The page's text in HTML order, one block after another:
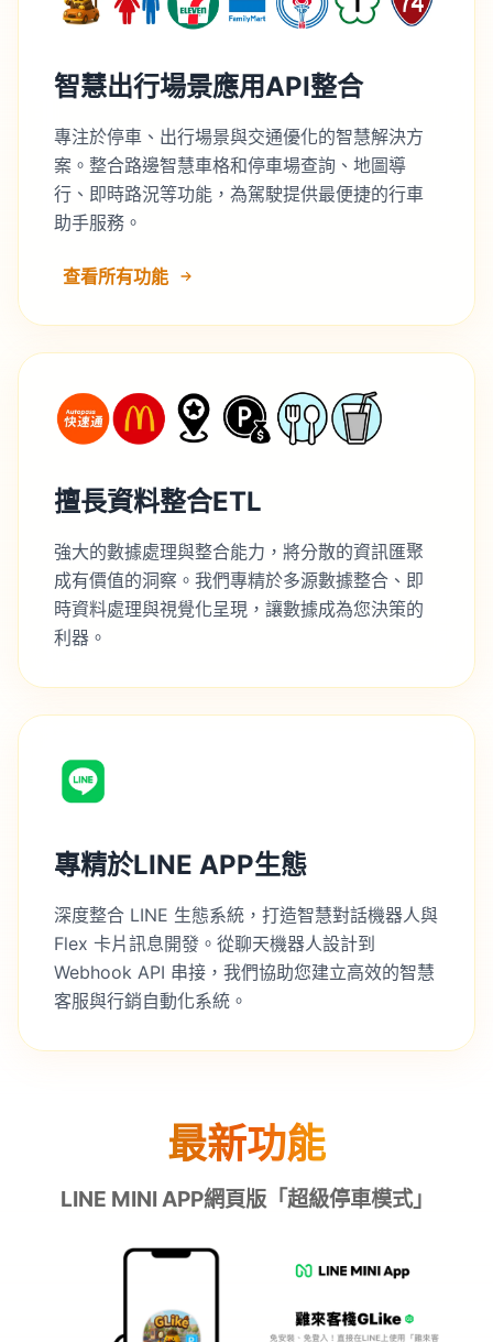
智慧出行場景應用API整合
專注於停車、出行場景與交通優化的智慧解決方
案。整合路邊智慧車格和停車場查詢、地圖導
行、即時路況等功能，為駕駛提供最便捷的行車
助手服務。
查看所有功能
擅長資料整合ETL
強大的數據處理與整合能力，將分散的資訊匯聚
成有價值的洞察。我們專精於多源數據整合、即
時資料處理與視覺化呈現，讓數據成為您決策的
利器。
專精於LINE APP生態
深度整合 LINE 生態系統，打造智慧對話機器人與
Flex 卡片訊息開發。從聊天機器人設計到
Webhook API 串接，我們協助您建立高效的智慧
客服與行銷自動化系統。
最新功能
LINE MINI APP網頁版「超級停車模式」